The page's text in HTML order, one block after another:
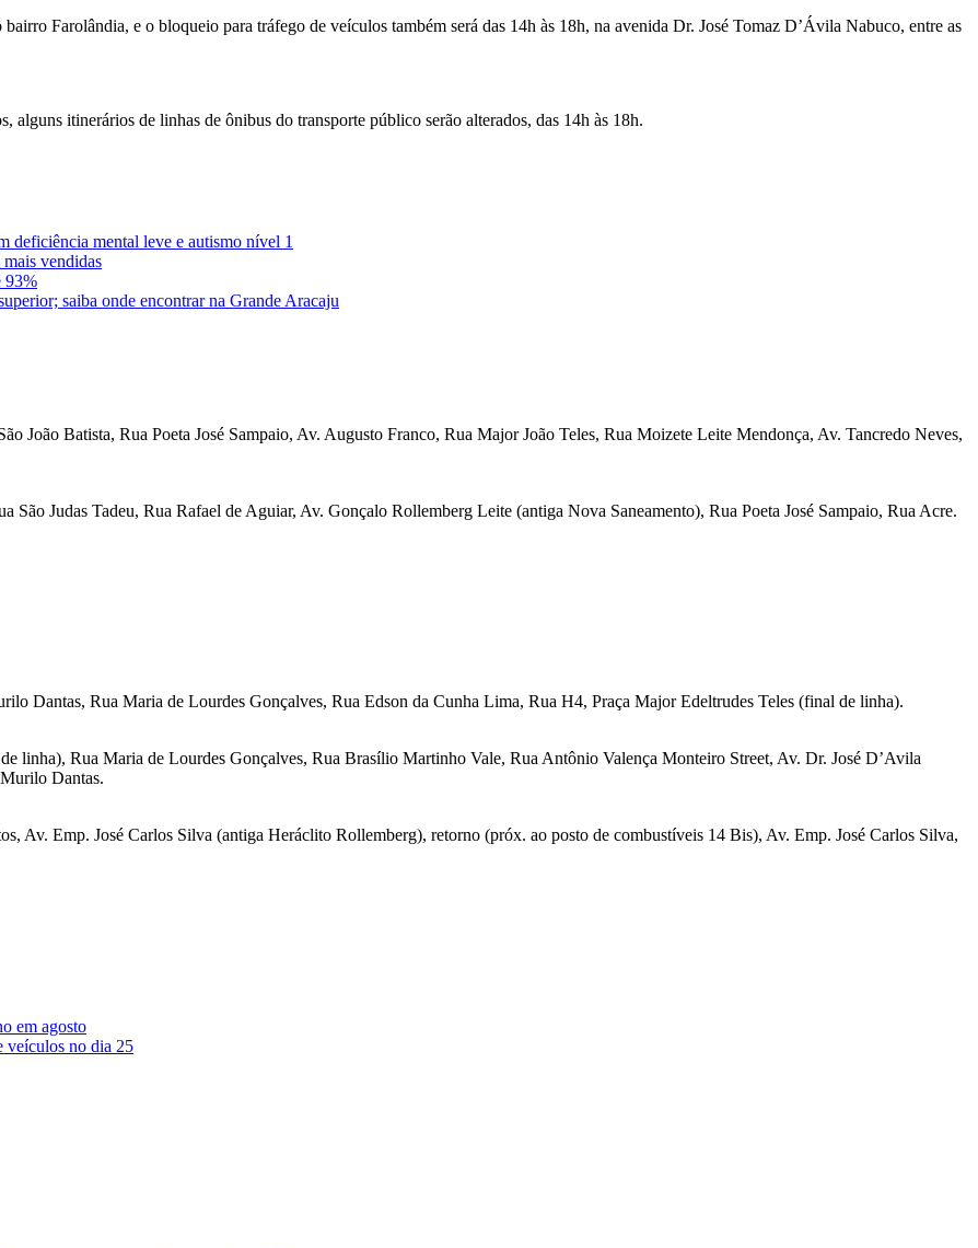
Farolândia, e o bloqueio para tráfego de veículos também será das 14h às 18h, na avenida Dr. José Tomaz D’Ávila Nabuco, entre as
alguns itinerários de linhas de ônibus do transporte público serão alterados, das 14h às 18h.
deficiência mental leve e autismo nível 1
vendidas
93%
saiba onde encontrar na Grande Aracaju
João Batista, Rua Poeta José Sampaio, Av. Augusto Franco, Rua Major João Teles, Rua Moizete Leite Mendonça, Av. Tancredo Neves,
São Judas Tadeu, Rua Rafael de Aguiar, Av. Gonçalo Rollemberg Leite (antiga Nova Saneamento), Rua Poeta José Sampaio, Rua Acre.
Dantas, Rua Maria de Lourdes Gonçalves, Rua Edson da Cunha Lima, Rua H4, Praça Major Edeltrudes Teles (final de linha).
linha), Rua Maria de Lourdes Gonçalves, Rua Brasílio Martinho Vale, Rua Antônio Valença Monteiro Street, Av. Dr. José D’Avila
Dantas.
Av. Emp. José Carlos Silva (antiga Heráclito Rollemberg), retorno (próx. ao posto de combustíveis 14 Bis), Av. Emp. José Carlos Silva,
em agosto
veículos no dia 25